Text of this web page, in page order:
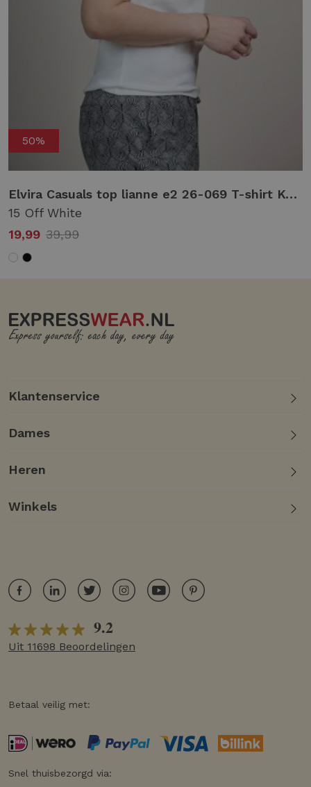
50%
Elvira Casuals top lianne e2 26-069 T-shirt Korte mouw 15 off white
15 Off White
19,99 39,99
Klantenservice
Dames
Heren
Winkels
9.2
Uit 11698 Beoordelingen
Betaal veilig met:
Snel thuisbezorgd via: